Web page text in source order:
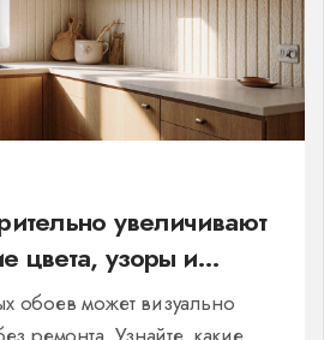
увеличивают
цвета, узоры и
обоев может визуально